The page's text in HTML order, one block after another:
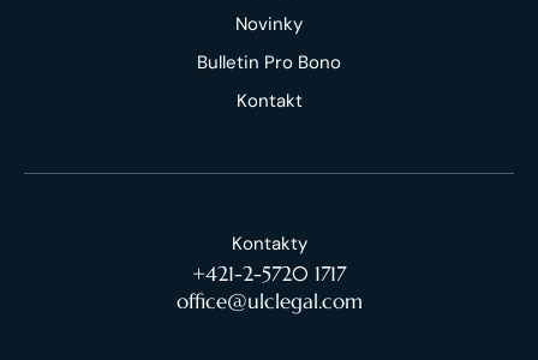
Novinky
Bulletin Pro Bono
Kontakt
Kontakty
+421-2-5720 1717
office@ulclegal.com